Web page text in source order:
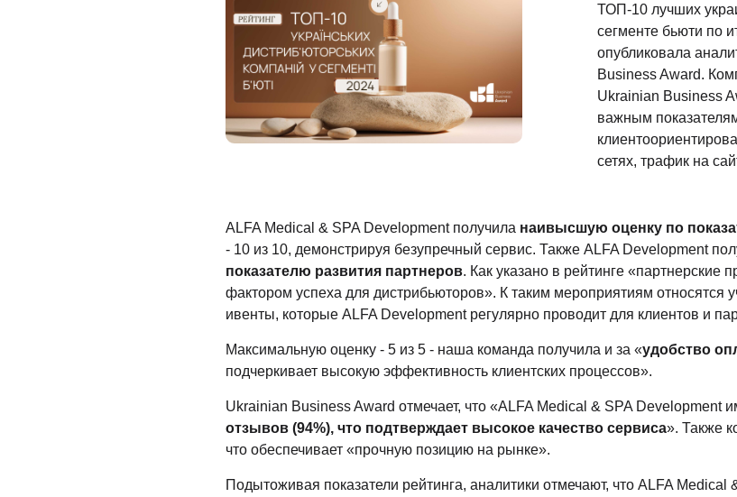
ТОП-10 лучших
сегменте бьюти по
опубликовала
Business Award.
Ukrainian Business
важным
сетях, трафик на
ALFA Medical & SPA Development получила наивысшую оценку по
- 10 из 10, демонстрируя безупречный сервис. Также ALFA Development
показателю развития партнеров. Как указано в рейтинге
фактором успеха для дистрибьюторов». К таким мероприятиям относятся
ивенты, которые ALFA Development регулярно проводит для клиентов и
Максимальную оценку - 5 из 5 - наша команда получила и за «удобство
подчеркивает высокую эффективность клиентских процессов».
Ukrainian Business Award отмечает, что «ALFA Medical & SPA Development
отзывов (94%), что подтверждает высокое качество сервиса». Также
что обеспечивает «прочную позицию на рынке».
Подытоживая показатели рейтинга, аналитики отмечают, что ALFA Medical